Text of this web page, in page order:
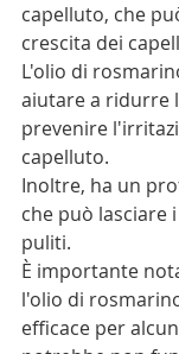
capelluto, che
crescita dei
L'olio di
aiutare a ridurre
prevenire
capelluto.
Inoltre, ha un
che può lasciare
puliti.
È importante
l'olio di
efficace per